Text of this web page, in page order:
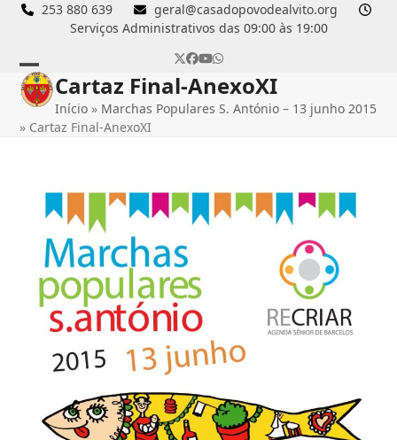
Skip
253 880 639
geral@casadopovodealvito.org
Serviços Administrativos das 09:00 às 19:00
Twitter
Facebook
YouTube
Whatsapp
Open
mobile
Close
mobile
Cartaz Final-AnexoXI
Início » Marchas Populares S. António – 13 junho 2015
» Cartaz Final-AnexoXI